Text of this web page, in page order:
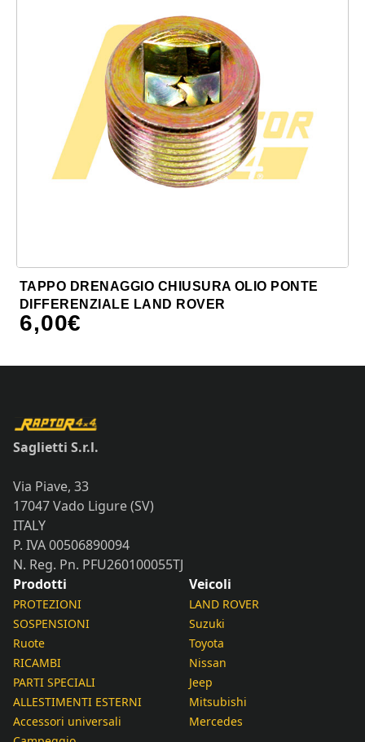
TAPPO DRENAGGIO CHIUSURA OLIO PONTE
DIFFERENZIALE LAND ROVER
6,00€
Saglietti S.r.l.
Via Piave, 33
17047 Vado Ligure (SV)
ITALY
P. IVA 00506890094
N. Reg. Pn. PFU260100055TJ
Prodotti
PROTEZIONI
SOSPENSIONI
Ruote
RICAMBI
PARTI SPECIALI
ALLESTIMENTI ESTERNI
Accessori universali
Veicoli
LAND ROVER
Suzuki
Toyota
Nissan
Jeep
Mitsubishi
Mercedes